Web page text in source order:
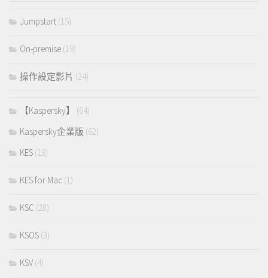
Jumpstart (15)
On-premise (19)
操作設定影片 (24)
【Kaspersky】
(64)
Kaspersky企業版 (62)
KES (13)
KES for Mac (1)
KSC (28)
KSOS (3)
KSV (4)